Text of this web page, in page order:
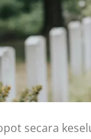
secara